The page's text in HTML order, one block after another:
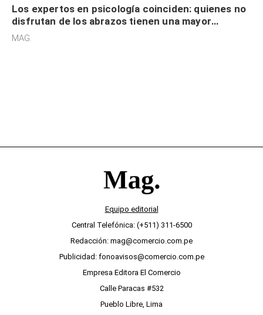
Los expertos en psicología coinciden: quienes no
disfrutan de los abrazos tienen una mayor
sensibilidad a los estímulos físicos y no es por
MAG.
Equipo editorial
Central Telefónica: (+511) 311-6500
Redacción: mag@comercio.com.pe
Publicidad: fonoavisos@comercio.com.pe
Empresa Editora El Comercio
Calle Paracas #532
Pueblo Libre, Lima